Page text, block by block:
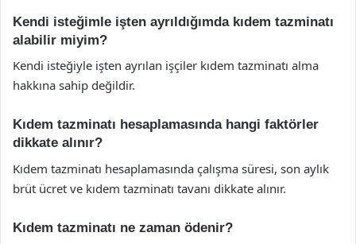
Kendi isteğimle işten ayrıldığımda kıdem tazminatı
alabilir miyim?
Kendi isteğiyle işten ayrılan işçiler kıdem tazminatı alma
hakkına sahip değildir.
Kıdem tazminatı hesaplamasında hangi faktörler
dikkate alınır?
Kıdem tazminatı hesaplamasında çalışma süresi, son aylık
brüt ücret ve kıdem tazminatı tavanı dikkate alınır.
Kıdem tazminatı ne zaman ödenir?